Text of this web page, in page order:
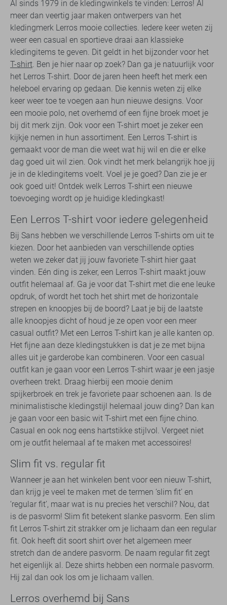
Al sinds 1979 in de kledingwinkels te vinden: Lerros! Al
meer dan veertig jaar maken ontwerpers van het
kledingmerk Lerros mooie collecties. Iedere keer weten zij
weer een casual en sportieve draai aan klassieke
kledingitems te geven. Dit geldt in het bijzonder voor het
T-shirt. Ben je hier naar op zoek? Dan ga je natuurlijk voor
het Lerros T-shirt. Door de jaren heen heeft het merk een
heleboel ervaring op gedaan. Die kennis weten zij elke
keer weer toe te voegen aan hun nieuwe designs. Voor
een mooie polo, net overhemd of een fijne broek moet je
bij dit merk zijn. Ook voor een T-shirt moet je zeker een
kijkje nemen in hun assortiment. Een Lerros T-shirt is
gemaakt voor de man die weet wat hij wil en die er elke
dag goed uit wil zien. Ook vindt het merk belangrijk hoe jij
je in de kledingitems voelt. Voel je je goed? Dan zie je er
ook goed uit! Ontdek welk Lerros T-shirt een nieuwe
toevoeging wordt op je huidige kledingkast!
Een Lerros T-shirt voor iedere gelegenheid
Bij Sans hebben we verschillende Lerros T-shirts om uit te
kiezen. Door het aanbieden van verschillende opties
weten we zeker dat jij jouw favoriete T-shirt hier gaat
vinden. Eén ding is zeker, een Lerros T-shirt maakt jouw
outfit helemaal af. Ga je voor dat T-shirt met die ene leuke
opdruk, of wordt het toch het shirt met de horizontale
strepen en knoopjes bij de boord? Laat je bij de laatste
alle knoopjes dicht of houd je ze open voor een meer
casual outfit? Met een Lerros T-shirt kan je alle kanten op.
Het fijne aan deze kledingstukken is dat je ze met bijna
alles uit je garderobe kan combineren. Voor een casual
outfit kan je gaan voor een Lerros T-shirt waar je een jasje
overheen trekt. Draag hierbij een mooie denim
spijkerbroek en trek je favoriete paar schoenen aan. Is de
minimalistische kledingstijl helemaal jouw ding? Dan kan
je gaan voor een basic wit T-shirt met een fijne chino.
Casual en ook nog eens hartstikke stijlvol. Vergeet niet
om je outfit helemaal af te maken met accessoires!
Slim fit vs. regular fit
Wanneer je aan het winkelen bent voor een nieuw T-shirt,
dan krijg je veel te maken met de termen ‘slim fit’ en
‘regular fit’, maar wat is nu precies het verschil? Nou, dat
is de pasvorm! Slim fit betekent slanke pasvorm. Een slim
fit Lerros T-shirt zit strakker om je lichaam dan een regular
fit. Ook heeft dit soort shirt over het algemeen meer
stretch dan de andere pasvorm. De naam regular fit zegt
het eigenlijk al. Deze shirts hebben een normale pasvorm.
Hij zal dan ook los om je lichaam vallen.
Lerros overhemd bij Sans